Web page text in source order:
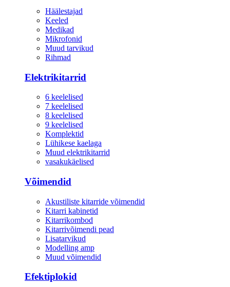
Häälestajad
Keeled
Medikad
Mikrofonid
Muud tarvikud
Rihmad
Elektrikitarrid
6 keelelised
7 keelelised
8 keelelised
9 keelelised
Komplektid
Lühikese kaelaga
Muud elektrikitarrid
vasakukäelised
Võimendid
Akustiliste kitarride võimendid
Kitarri kabinetid
Kitarrikombod
Kitarrivõimendi pead
Lisatarvikud
Modelling amp
Muud võimendid
Efektiplokid